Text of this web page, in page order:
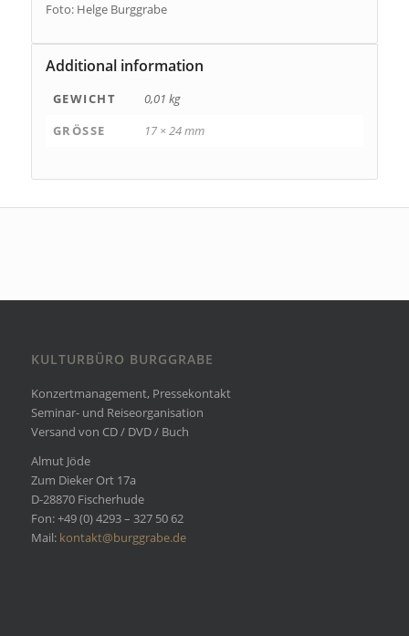
Foto: Helge Burggrabe
Additional information
GEWICHT
0,01 kg
GRÖSSE
17 × 24 mm
KULTURBÜRO BURGGRABE
Konzertmanagement, Pressekontakt
Seminar- und Reiseorganisation
Versand von CD / DVD / Buch
Almut Jöde
Zum Dieker Ort 17a
D-28870 Fischerhude
Fon: +49 (0) 4293 – 327 50 62
Mail: kontakt@burggrabe.de